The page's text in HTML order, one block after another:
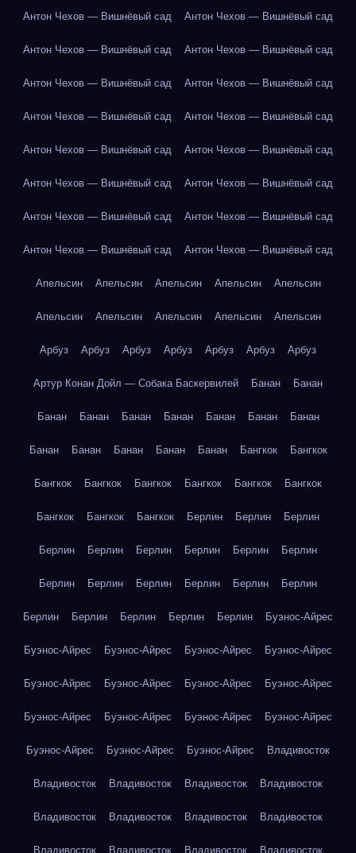
Антон Чехов — Вишнёвый сад Антон Чехов — Вишнёвый сад
Антон Чехов — Вишнёвый сад Антон Чехов — Вишнёвый сад
Антон Чехов — Вишнёвый сад Антон Чехов — Вишнёвый сад
Антон Чехов — Вишнёвый сад Антон Чехов — Вишнёвый сад
Антон Чехов — Вишнёвый сад Антон Чехов — Вишнёвый сад
Антон Чехов — Вишнёвый сад Антон Чехов — Вишнёвый сад
Антон Чехов — Вишнёвый сад Антон Чехов — Вишнёвый сад
Антон Чехов — Вишнёвый сад Антон Чехов — Вишнёвый сад
Апельсин Апельсин Апельсин Апельсин Апельсин
Апельсин Апельсин Апельсин Апельсин Апельсин
Арбуз Арбуз Арбуз Арбуз Арбуз Арбуз Арбуз
Артур Конан Дойл — Собака Баскервилей Банан Банан
Банан Банан Банан Банан Банан Банан Банан
Банан Банан Банан Банан Банан Бангкок Бангкок
Бангкок Бангкок Бангкок Бангкок Бангкок Бангкок
Бангкок Бангкок Бангкок Берлин Берлин Берлин
Берлин Берлин Берлин Берлин Берлин Берлин
Берлин Берлин Берлин Берлин Берлин Берлин
Берлин Берлин Берлин Берлин Берлин Буэнос-Айрес
Буэнос-Айрес Буэнос-Айрес Буэнос-Айрес Буэнос-Айрес
Буэнос-Айрес Буэнос-Айрес Буэнос-Айрес Буэнос-Айрес
Буэнос-Айрес Буэнос-Айрес Буэнос-Айрес Буэнос-Айрес
Буэнос-Айрес Буэнос-Айрес Буэнос-Айрес Владивосток
Владивосток Владивосток Владивосток Владивосток
Владивосток Владивосток Владивосток Владивосток
Владивосток Владивосток Владивосток Владивосток